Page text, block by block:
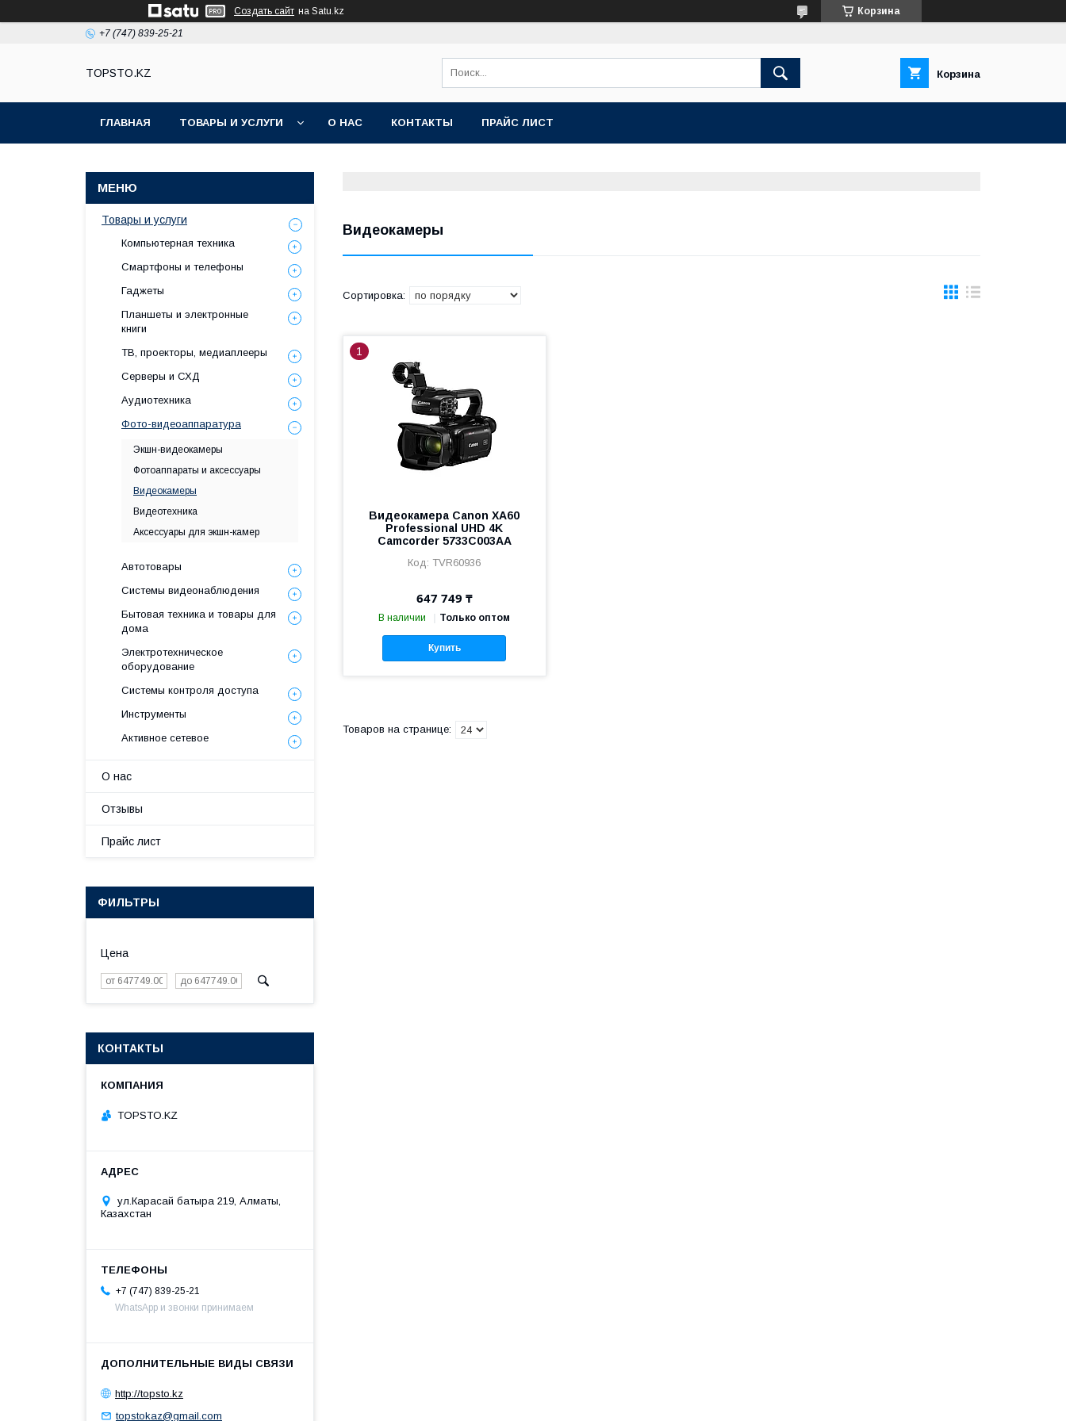
Создать сайт на Satu.kz Корзина
+7 (747) 839-25-21
TOPSTO.KZ Корзина
ГЛАВНАЯ ТОВАРЫ И УСЛУГИ О НАС КОНТАКТЫ ПРАЙС ЛИСТ
Видеокамеры
1
Видеокамера Canon XA60
Professional UHD 4K
Camcorder 5733C003AA
TVR60936
647 749 ₸
В наличии Только оптом
Купить
Товары и услуги
Компьютерная техника
Смартфоны и телефоны
Гаджеты
Планшеты и электронные
книги
ТВ, проекторы, медиаплееры
Серверы и СХД
Аудиотехника
Фото-видеоаппаратура
Экшн-видеокамеры
Фотоаппараты и аксессуары
Видеокамеры
Видеотехника
Аксессуары для экшн-камер
Автотовары
Системы видеонаблюдения
Бытовая техника и товары для
дома
Электротехническое
оборудование
Системы контроля доступа
Инструменты
Активное сетевое
О нас
Отзывы
Прайс лист
ФИЛЬТРЫ
Цена
КОНТАКТЫ
TOPSTO.KZ
ул.Карасай батыра 219, Алматы,
Казахстан
+7 (747) 839-25-21
WhatsApp и звонки принимаем
http://topsto.kz
topstokaz@gmail.com